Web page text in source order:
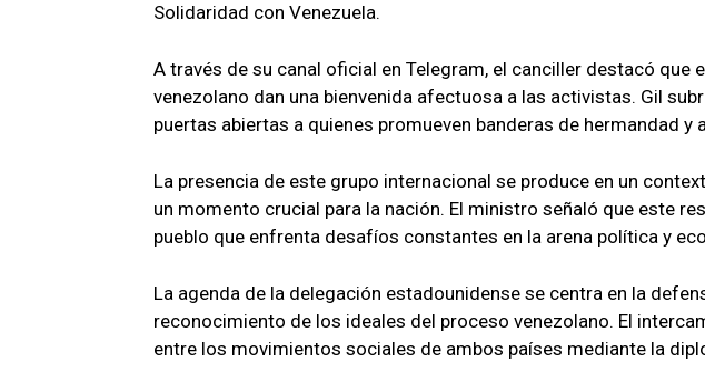
Solidaridad con Venezuela.
A través de su canal oficial en Telegram, el canciller destacó que
venezolano dan una bienvenida afectuosa a las activistas. Gil
puertas abiertas a quienes promueven banderas de hermandad y
La presencia de este grupo internacional se produce en un
un momento crucial para la nación. El ministro señaló que este
pueblo que enfrenta desafíos constantes en la arena política y
La agenda de la delegación estadounidense se centra en la
reconocimiento de los ideales del proceso venezolano. El
entre los movimientos sociales de ambos países mediante la